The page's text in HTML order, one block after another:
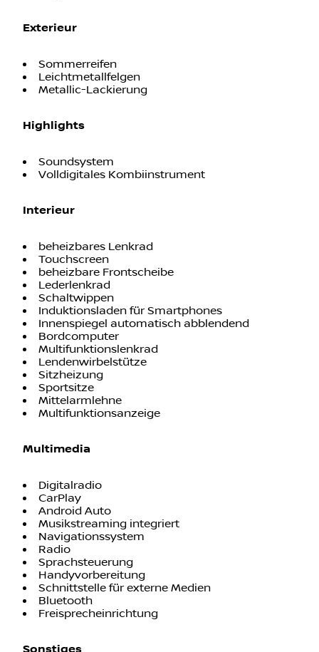
Exterieur
Sommerreifen
Leichtmetallfelgen
Metallic-Lackierung
Highlights
Soundsystem
Volldigitales Kombiinstrument
Interieur
beheizbares Lenkrad
Touchscreen
beheizbare Frontscheibe
Lederlenkrad
Schaltwippen
Induktionsladen für Smartphones
Innenspiegel automatisch abblendend
Bordcomputer
Multifunktionslenkrad
Lendenwirbelstütze
Sitzheizung
Sportsitze
Mittelarmlehne
Multifunktionsanzeige
Multimedia
Digitalradio
CarPlay
Android Auto
Musikstreaming integriert
Navigationssystem
Radio
Sprachsteuerung
Handyvorbereitung
Schnittstelle für externe Medien
Bluetooth
Freisprecheinrichtung